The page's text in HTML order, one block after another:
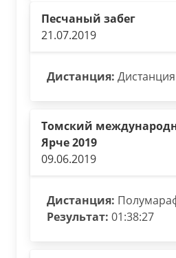
Песчаный забег
21.07.2019
Дистанция: Дистанция
Томский
Ярче 2019
09.06.2019
Дистанция:
Результат: 01:38:27